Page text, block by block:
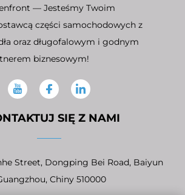
— Jesteśmy Twoim
części samochodowych z
oraz długofalowym i godnym
biznesowym!
SIĘ Z NAMI
Street, Dongping Bei Road, Baiyun
Chiny 510000